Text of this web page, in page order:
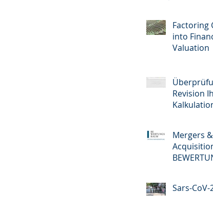
Factoring
into
Valuation
Revision
Mergers &
GmbH –
Sars-CoV-